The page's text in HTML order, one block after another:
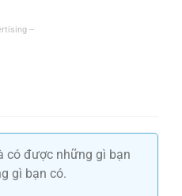
có được những gì bạn
gì bạn có.